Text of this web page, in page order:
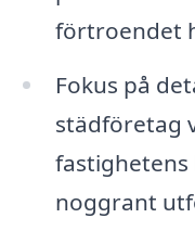
förtroendet
Fokus på
städföretag
fastighetens
noggrant